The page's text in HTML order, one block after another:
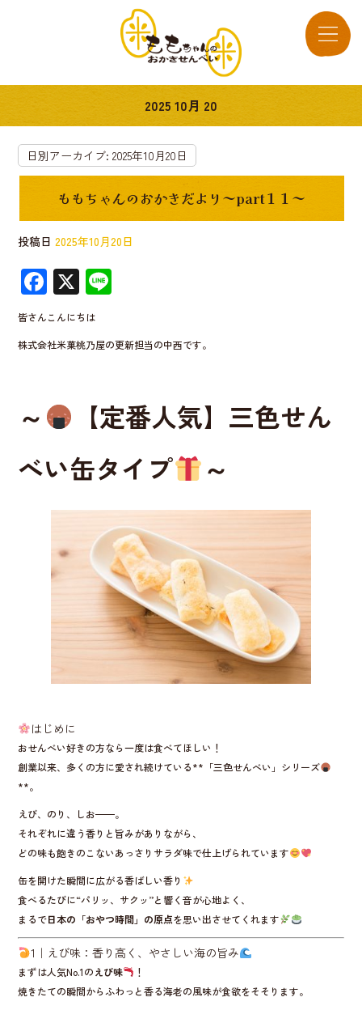
2025 10月 20
日別アーカイブ:2025年10月20日
ももちゃんのおかきだより～part１１～
投稿日 2025年10月20日
F
ac
e
b
o
k
X
e
皆さんこんにちは
株式会社米菓桃乃屋の更新担当の中西です。
～
【定番人気】三色せん
べい缶タイプ
～
はじめに
おせんべい好きの方なら一度は食べてほしい！
創業以来、多くの方に愛され続けている**「三色せんべい」シリーズ
**。
えび、のり、しお——。
それぞれに違う香りと旨みがありながら、
どの味も飽きのこないあっさりサラダ味で仕上げられています
缶を開けた瞬間に広がる香ばしい香り
食べるたびに“パリッ、サクッ”と響く音が心地よく、
まるで日本の「おやつ時間」の原点を思い出させてくれます
1｜えび味：香り高く、やさしい海の旨み
まずは人気No.1のえび味
！
焼きたての瞬間からふわっと香る海老の風味が食欲をそそります。